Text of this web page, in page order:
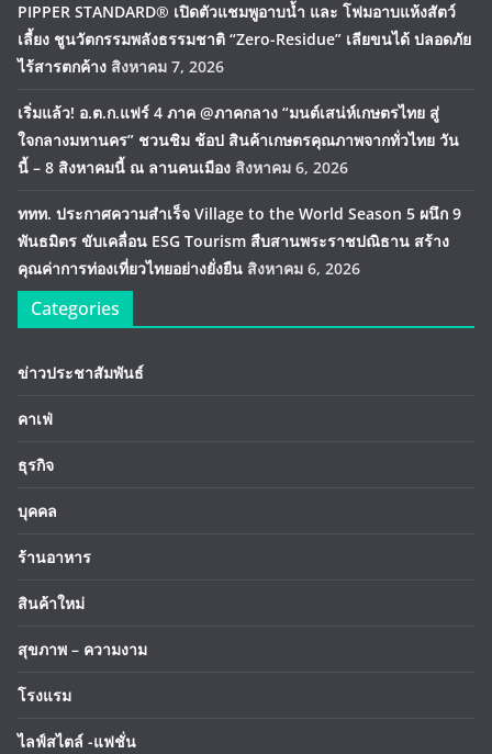
PIPPER STANDARD® เปิดตัวแชมพูอาบน้ำ และ โฟมอาบแห้งสัตว์
เลี้ยง ชูนวัตกรรมพลังธรรมชาติ “Zero-Residue” เลียขนได้ ปลอดภัย
ไร้สารตกค้าง สิงหาคม 7, 2026
เริ่มแล้ว! อ.ต.ก.แฟร์ 4 ภาค @ภาคกลาง “มนต์เสน่ห์เกษตรไทย สู่
ใจกลางมหานคร” ชวนชิม ช้อป สินค้าเกษตรคุณภาพจากทั่วไทย วัน
นี้ – 8 สิงหาคมนี้ ณ ลานคนเมือง สิงหาคม 6, 2026
ททท. ประกาศความสำเร็จ Village to the World Season 5 ผนึก 9
พันธมิตร ขับเคลื่อน ESG Tourism สืบสานพระราชปณิธาน สร้าง
คุณค่าการท่องเที่ยวไทยอย่างยั่งยืน สิงหาคม 6, 2026
Categories
ข่าวประชาสัมพันธ์
คาเฟ่
ธุรกิจ
บุคคล
ร้านอาหาร
สินค้าใหม่
สุขภาพ – ความงาม
โรงแรม
ไลฟ์สไตล์ -แฟชั่น